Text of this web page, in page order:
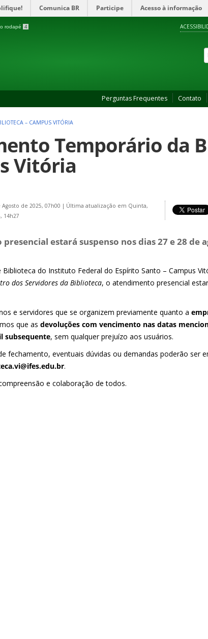
Comunica BR Participe Acesso à informação
rodapé 4
Perguntas Frequentes Contato
– CAMPUS VITÓRIA
Temporário da
Vitória
de 2025, 07h00 | Última atualização em Quinta,
14h27
estará suspenso nos dias 27 e 28 de
Biblioteca do Instituto Federal do Espírito Santo – Campus
dos Servidores da Biblioteca, o atendimento presencial
e servidores que se organizem previamente quanto a
que as devoluções com vencimento nas datas
subsequente, sem qualquer prejuízo aos usuários.
fechamento, eventuais dúvidas ou demandas poderão ser
.
e colaboração de todos.